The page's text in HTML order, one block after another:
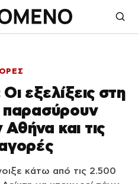
εξελίξεις στη
Αθήνα και τις
κάτω από τις 2.500